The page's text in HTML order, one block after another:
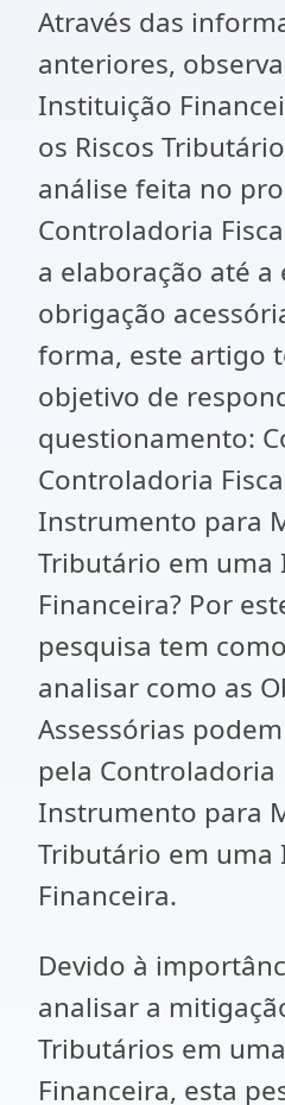
Através das
anteriores,
Instituição
os Riscos
análise feita no
Controladoria
a elaboração até a
obrigação
forma, este artigo
objetivo de
questionamento:
Controladoria
Instrumento para
Tributário em uma
Financeira? Por
pesquisa tem
analisar como as
Assessórias
pela Controladoria
Instrumento para
Tributário em uma
Financeira.
Devido à
analisar a
Tributários em
Financeira, esta